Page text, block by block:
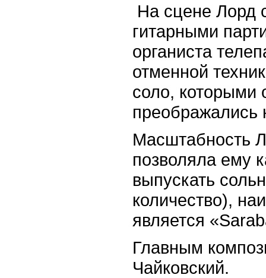
На сцене Лорд
гитарными
органиста
отменной
соло, которыми
преображались
Масштабность
позволяла ему
выпускать
количество),
является
Главным
Чайковский.